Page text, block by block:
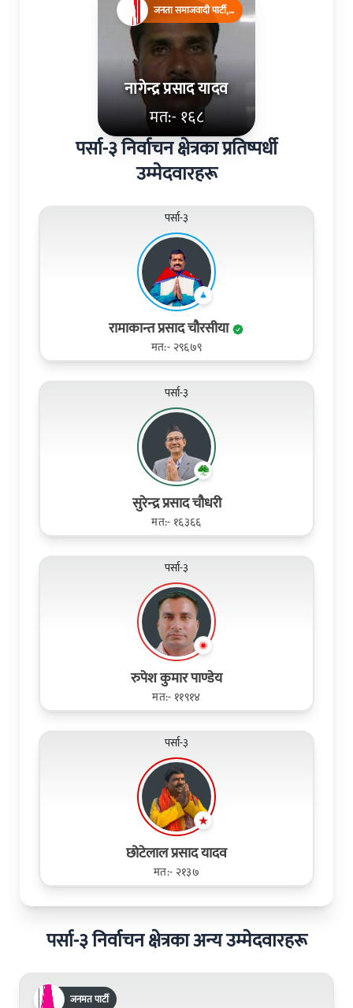
नागेन्द्र प्रसाद यादव
मत:- १६८
जनता समाजवादी पार्टी,
नेपाल
पर्सा-३ निर्वाचन क्षेत्रका प्रतिष्पर्धी
उम्मेदवारहरू
पर्सा-३
रामाकान्त प्रसाद चौरसीया
मत:- २९६७९
पर्सा-३
सुरेन्‍द्र प्रसाद चौधरी
मत:- १६३६६
पर्सा-३
रुपेश कुमार पाण्डेय
मत:- ११९१४
पर्सा-३
छोटेलाल प्रसाद यादव
मत:- २१३७
पर्सा-३ निर्वाचन क्षेत्रका अन्य उम्मेदवारहरू
जनमत पार्टी